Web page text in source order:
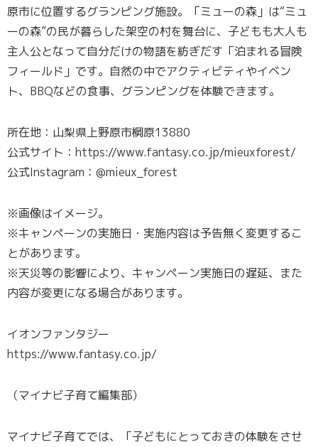
原市に位置するグランピング施設。「ミューの森」は“ミュ
ーの森”の民が暮らした架空の村を舞台に、子どもも大人も
主人公となって自分だけの物語を紡ぎだす「泊まれる冒険
フィールド」です。自然の中でアクティビティやイベン
ト、BBQなどの食事、グランピングを体験できます。
所在地：山梨県上野原市棡原13880
公式サイト：https://www.fantasy.co.jp/mieuxforest/
公式Instagram：@mieux_forest
※画像はイメージ。
※キャンペーンの実施日・実施内容は予告無く変更するこ
とがあります。
※天災等の影響により、キャンペーン実施日の遅延、また
内容が変更になる場合があります。
イオンファンタジー
https://www.fantasy.co.jp/
（マイナビ子育て編集部）
マイナビ子育てでは、「子どもにとっておきの体験をさせ